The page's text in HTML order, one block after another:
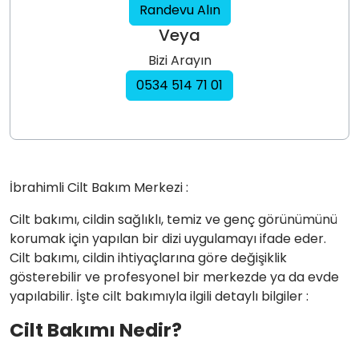
Randevu Alın
Veya
Bizi Arayın
0534 514 71 01
İbrahimli Cilt Bakım Merkezi :
Cilt bakımı, cildin sağlıklı, temiz ve genç görünümünü
korumak için yapılan bir dizi uygulamayı ifade eder.
Cilt bakımı, cildin ihtiyaçlarına göre değişiklik
gösterebilir ve profesyonel bir merkezde ya da evde
yapılabilir. İşte cilt bakımıyla ilgili detaylı bilgiler :
Cilt Bakımı Nedir?